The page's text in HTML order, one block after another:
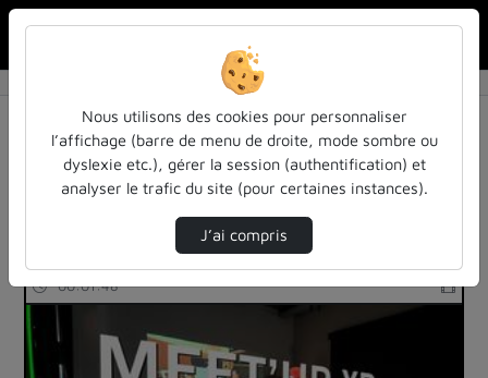
Résultats de la recherche
Filtres actifs (cliquer pour en retirer) :
realite-etendue
pleiades enseignement-superieur
00:01:48
Nous utilisons des cookies pour personnaliser
l’affichage (barre de menu de droite, mode sombre ou
dyslexie etc.), gérer la session (authentification) et
analyser le trafic du site (pour certaines instances).
J’ai compris